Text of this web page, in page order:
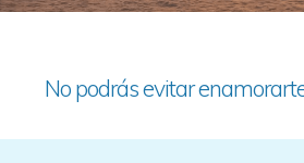
No podrás evitar